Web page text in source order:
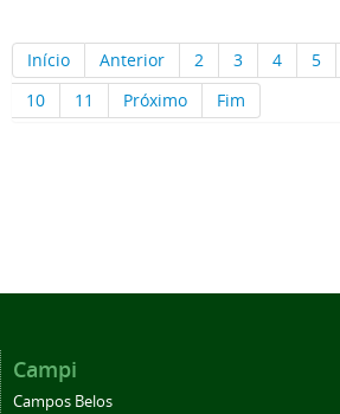
Início
Anterior 2 3 4 5
10
11 Próximo Fim
Campi
Campos Belos